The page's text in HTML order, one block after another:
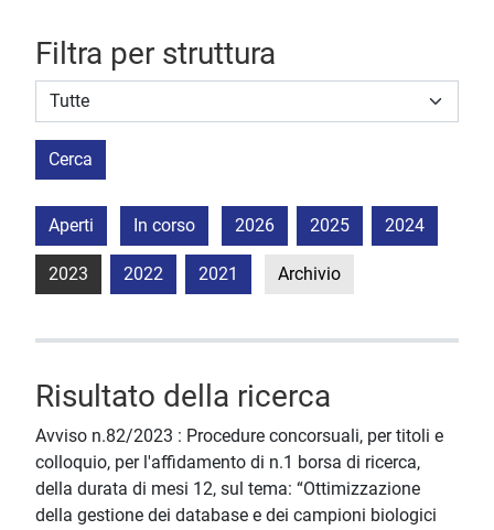
Filtra per struttura
Struttura stipulante
Cerca
Aperti In corso 2026 2025 2024
2023 2022 2021 Archivio
Risultato della ricerca
Avviso n.82/2023 : Procedure concorsuali, per titoli e
colloquio, per l'affidamento di n.1 borsa di ricerca,
della durata di mesi 12, sul tema: “Ottimizzazione
della gestione dei database e dei campioni biologici